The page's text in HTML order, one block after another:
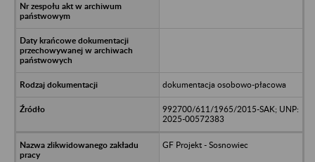
dokumentacja osobowo-płacowa
992700/611/1965/2015-SAK; UNP:
2025-00572383
GF Projekt - Sosnowiec